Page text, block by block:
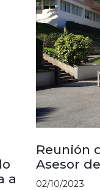
a
Reunión
Asesor
02/10/2023